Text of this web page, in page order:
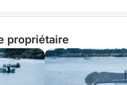
propriétaire